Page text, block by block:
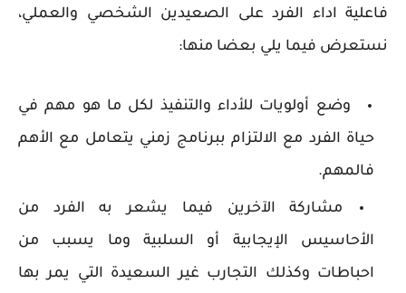
فاعلية اداء الفرد على الصعيدين الشخصي والعملي،
نستعرض فيما يلي بعضا منها:
وضع أولويات للأداء والتنفيذ لكل ما هو مهم في
حياة الفرد مع الالتزام ببرنامج زمني يتعامل مع الأهم
فالمهم.
مشاركة الآخرين فيما يشعر به الفرد من
الأحاسيس الإيجابية أو السلبية وما يسبب من
احباطات وكذلك التجارب غير السعيدة التي يمر بها